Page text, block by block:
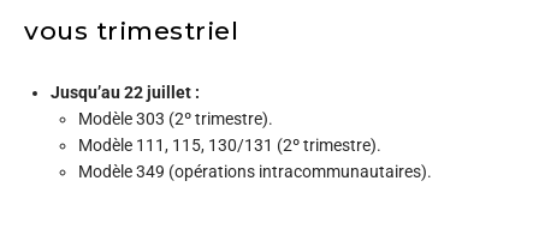
vous trimestriel
Jusqu’au 22 juillet :
Modèle 303 (2º trimestre).
Modèle 111, 115, 130/131 (2º trimestre).
Modèle 349 (opérations intracommunautaires).